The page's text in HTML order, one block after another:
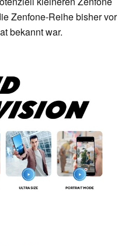
Zenfone-Reihe bisher vor
bekannt war.